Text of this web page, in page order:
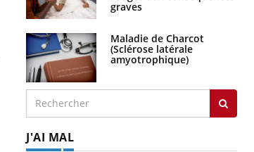
graves
Maladie de Charcot
(Sclérose latérale
amyotrophique)
J'AI MAL